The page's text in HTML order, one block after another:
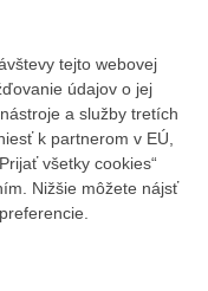
tejto webovej
údajov o jej
a služby tretích
k partnerom v EÚ,
všetky cookies“
Nižšie môžete nájsť